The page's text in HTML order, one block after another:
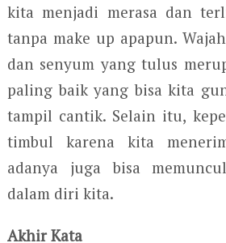
kita menjadi merasa dan
tanpa make up apapun.
dan senyum yang tulus
paling baik yang bisa kita
tampil cantik. Selain itu,
timbul karena kita
adanya juga bisa
dalam diri kita.
Akhir Kata